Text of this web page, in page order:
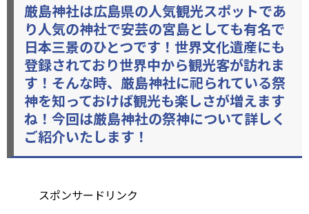
厳島神社は広島県の人気観光スポットであ
り人気の神社で安芸の宮島としても有名で
日本三景のひとつです！世界文化遺産にも
登録されており世界中から観光客が訪れま
す！そんな時、厳島神社に祀られている祭
神を知っておけば観光も楽しさが増えます
ね！今回は厳島神社の祭神について詳しく
ご紹介いたします！
スポンサードリンク